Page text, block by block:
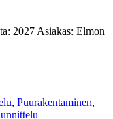
2027 Asiakas: Elmon
, Puurakentaminen,